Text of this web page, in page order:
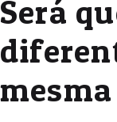
Será